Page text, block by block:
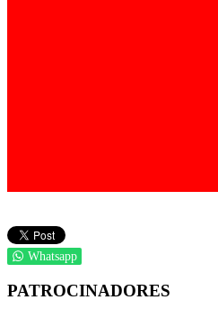
Whatsapp
PATROCINADORES